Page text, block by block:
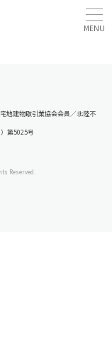
地建物取引業協会会員／北陸不
第5025号
Reserved.